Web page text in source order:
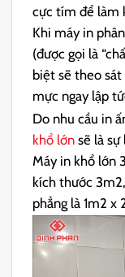
cực tím để làm
Khi máy in
(được gọi là
biệt sẽ theo sát
mực ngay lập
Do nhu cầu in
khổ lớn sẽ là sự
Máy in khổ lớn
kích thước
phẳng là 1m2 x